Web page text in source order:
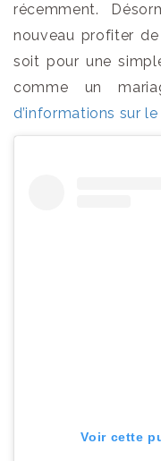
récemment.
nouveau profiter
soit pour une
comme un
d’informations sur
Voir cette